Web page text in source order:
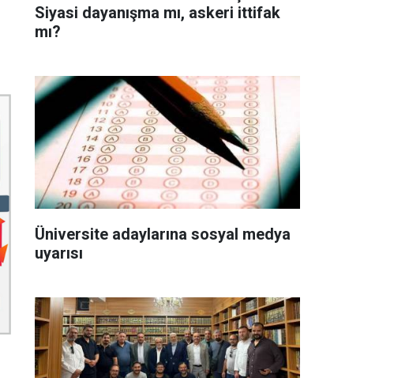
Siyasi dayanışma mı, askeri ittifak
mı?
Üniversite adaylarına sosyal medya
uyarısı